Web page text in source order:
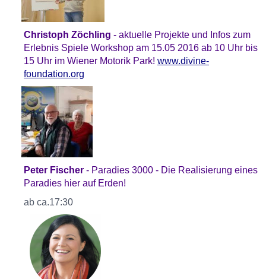
Christoph Zöchling - aktuelle Projekte und Infos zum
Erlebnis Spiele Workshop am 15.05 2016 ab 10 Uhr bis
15 Uhr im Wiener Motorik Park! www.divine-
foundation.org
Peter Fischer - Paradies 3000 - Die Realisierung eines
Paradies hier auf Erden!
ab ca.17:30